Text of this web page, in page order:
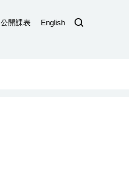
公開課表 English